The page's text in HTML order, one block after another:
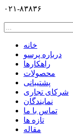
۰۲۱-۸۳۸۳۶
خانه
درباره پرسو
راهکارها
محصولات
پشتیبانی
شرکای تجاری
نمایندگان
تماس با ما
تازه ها
مقاله